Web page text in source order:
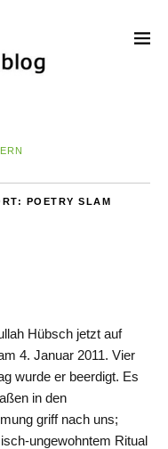
POETRY SLAM
Hübsch jetzt auf
4. Januar 2011. Vier
wurde er beerdigt. Es
in den
griff nach uns;
ungewohntem Ritual